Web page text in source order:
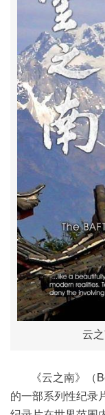
云
《云之南》
的一部系列性纪录